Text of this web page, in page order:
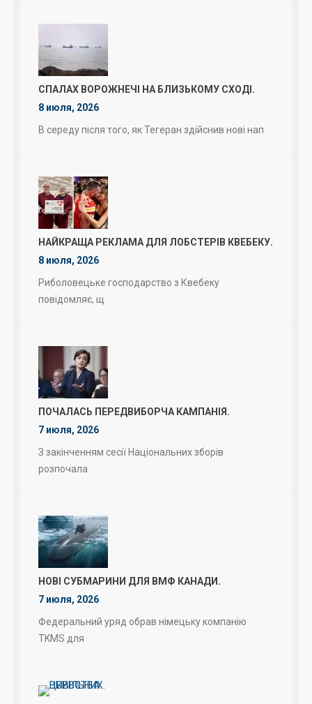
СПАЛАХ ВОРОЖНЕЧІ НА БЛИЗЬКОМУ СХОДІ.
8 июля, 2026
В середу після того, як Тегеран здійснив нові нап
НАЙКРАЩА РЕКЛАМА ДЛЯ ЛОБСТЕРІВ КВЕБЕКУ.
8 июля, 2026
Риболовецьке господарство з Квебеку
повідомляє, щ
ПОЧАЛАСЬ ПЕРЕДВИБОРЧА КАМПАНІЯ.
7 июля, 2026
З закінченням сесії Національних зборів
розпочала
НОВІ СУБМАРИНИ ДЛЯ ВМФ КАНАДИ.
7 июля, 2026
Федеральний уряд обрав німецьку компанію
TKMS для